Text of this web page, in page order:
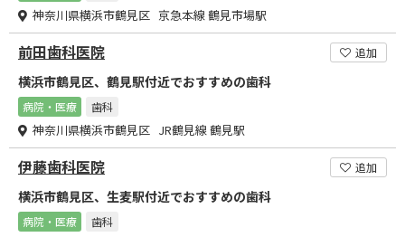
神奈川県横浜市鶴見区 京急本線 鶴見市場駅
前田歯科医院 追加
横浜市鶴見区、鶴見駅付近でおすすめの歯科
病院・医療 歯科
神奈川県横浜市鶴見区 JR鶴見線 鶴見駅
伊藤歯科医院 追加
横浜市鶴見区、生麦駅付近でおすすめの歯科
病院・医療 歯科